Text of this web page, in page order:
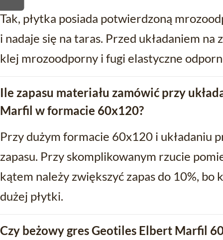
Tak, płytka posiada potwierdzoną
i nadaje się na taras. Przed układaniem
klej mrozoodporny i fugi elastyczne
Ile zapasu materiału zamówić przy
Marfil w formacie 60x120?
Przy dużym formacie 60x120 i układaniu
zapasu. Przy skomplikowanym rzucie
kątem należy zwiększyć zapas do 10%, bo
dużej płytki.
Czy beżowy gres Geotiles Elbert Marfil